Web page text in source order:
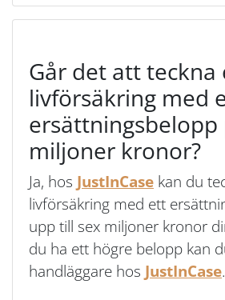
Går det att teckna
livförsäkring med
ersättningsbelopp
miljoner kronor?
Ja, hos JustInCase kan du
livförsäkring med ett
upp till sex miljoner kronor
du ha ett högre belopp kan
handläggare hos JustInCase.